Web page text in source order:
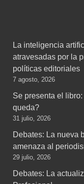
La inteligencia
atravesadas por la
políticas editoriales
7 agosto, 2026
Se presenta el
queda?
31 julio, 2026
Debates: La nueva
amenaza al
29 julio, 2026
Debates: La